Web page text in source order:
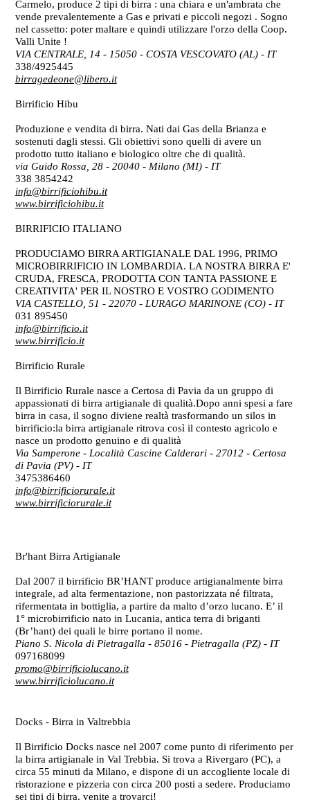
Carmelo, produce 2 tipi di birra : una chiara e un'ambrata che
vende prevalentemente a Gas e privati e piccoli negozi . Sogno
nel cassetto: poter maltare e quindi utilizzare l'orzo della Coop.
Valli Unite !
VIA CENTRALE, 14 - 15050 - COSTA VESCOVATO (AL) - IT
338/4925445
birragedeone@libero.it
Birrificio Hibu
Produzione e vendita di birra. Nati dai Gas della Brianza e
sostenuti dagli stessi. Gli obiettivi sono quelli di avere un
prodotto tutto italiano e biologico oltre che di qualità.
via Guido Rossa, 28 - 20040 - Milano (MI) - IT
338 3854242
info@birrificiohibu.it
www.birrificiohibu.it
BIRRIFICIO ITALIANO
PRODUCIAMO BIRRA ARTIGIANALE DAL 1996, PRIMO
MICROBIRRIFICIO IN LOMBARDIA. LA NOSTRA BIRRA E'
CRUDA, FRESCA, PRODOTTA CON TANTA PASSIONE E
CREATIVITA' PER IL NOSTRO E VOSTRO GODIMENTO
VIA CASTELLO, 51 - 22070 - LURAGO MARINONE (CO) - IT
031 895450
info@birrificio.it
www.birrificio.it
Birrificio Rurale
Il Birrificio Rurale nasce a Certosa di Pavia da un gruppo di
appassionati di birra artigianale di qualità.Dopo anni spesi a fare
birra in casa, il sogno diviene realtà trasformando un silos in
birrificio:la birra artigianale ritrova così il contesto agricolo e
nasce un prodotto genuino e di qualità
Via Samperone - Località Cascine Calderari - 27012 - Certosa
di Pavia (PV) - IT
3475386460
info@birrificiorurale.it
www.birrificiorurale.it
Br'hant Birra Artigianale
Dal 2007 il birrificio BR’HANT produce artigianalmente birra
integrale, ad alta fermentazione, non pastorizzata né filtrata,
rifermentata in bottiglia, a partire da malto d’orzo lucano. E’ il
1° microbirrificio nato in Lucania, antica terra di briganti
(Br’hant) dei quali le birre portano il nome.
Piano S. Nicola di Pietragalla - 85016 - Pietragalla (PZ) - IT
097168099
promo@birrificiolucano.it
www.birrificiolucano.it
Docks - Birra in Valtrebbia
Il Birrificio Docks nasce nel 2007 come punto di riferimento per
la birra artigianale in Val Trebbia. Si trova a Rivergaro (PC), a
circa 55 minuti da Milano, e dispone di un accogliente locale di
ristorazione e pizzeria con circa 200 posti a sedere. Produciamo
sei tipi di birra, venite a trovarci!